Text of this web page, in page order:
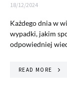
18/12/2024
Każdego dnia w
wypadki, jakim
odpowiedniej
READ MORE